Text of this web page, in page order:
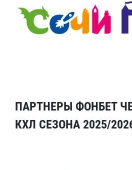
ПАРТНЕРЫ ФОНБЕТ
КХЛ СЕЗОНА 2025/